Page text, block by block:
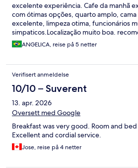
excelente experiência. Cafe da manhã
com ótimas opções, quarto amplo,
excelente, limpeza otima, funcionários
simpaticos.Localização muito boa.
ANGELICA, reise på 5 netter
Verifisert anmeldelse
10/10 – Suverent
13. apr. 2026
Oversett med Google
Breakfast was very good. Room and
Excellent and cordial service.
Jose, reise på 4 netter